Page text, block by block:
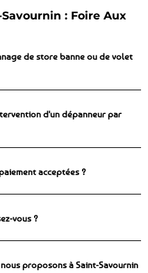
: Foire Aux
de store banne ou de volet
d'un dépanneur par
acceptées ?
vous ?
proposons à Saint-Savournin